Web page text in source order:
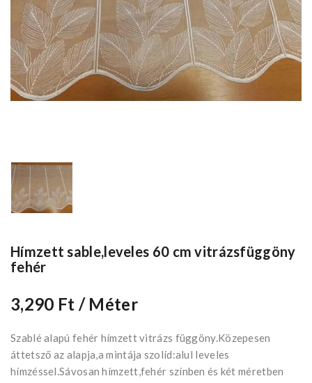
Hímzett sable,leveles 60 cm vitrázsfüggöny
fehér
3,290 Ft / Méter
Szablé alapú fehér hímzett vitrázs függöny.Közepesen
áttetsző az alapja,a mintája szolíd:alul leveles
hímzéssel.Sávosan hímzett,fehér színben és két méretben